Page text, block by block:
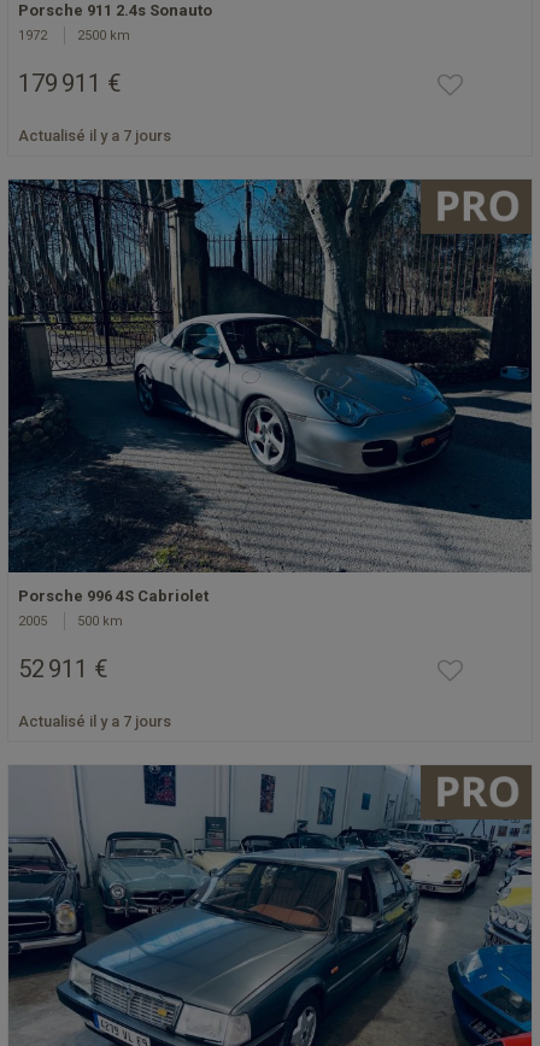
Porsche 911 2.4s Sonauto
1972 2500 km
179 911 €
Actualisé il y a 7 jours
Porsche 996 4S Cabriolet
2005 500 km
52 911 €
Actualisé il y a 7 jours